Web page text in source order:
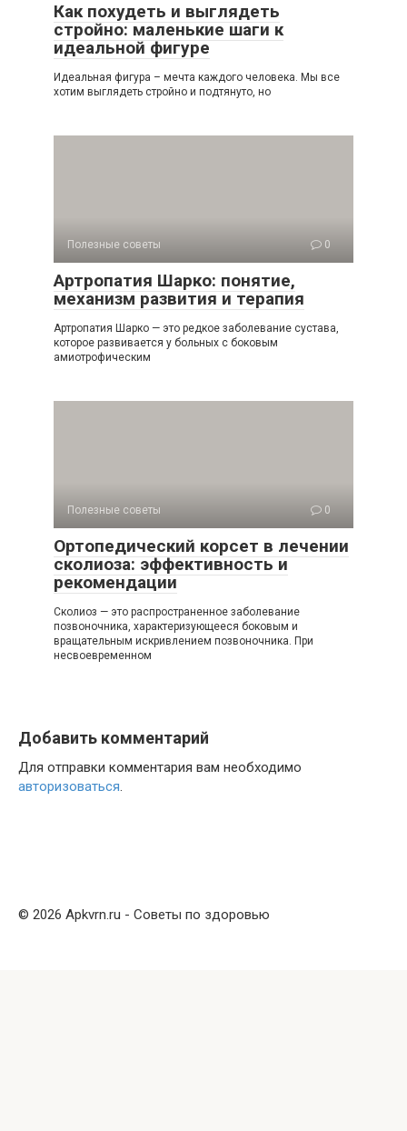
Как похудеть и выглядеть
стройно: маленькие шаги к
идеальной фигуре
Идеальная фигура – мечта каждого человека. Мы все
хотим выглядеть стройно и подтянуто, но
Полезные советы 0
Артропатия Шарко: понятие,
механизм развития и терапия
Артропатия Шарко — это редкое заболевание сустава,
которое развивается у больных с боковым
амиотрофическим
Полезные советы 0
Ортопедический корсет в лечении
сколиоза: эффективность и
рекомендации
Сколиоз — это распространенное заболевание
позвоночника, характеризующееся боковым и
вращательным искривлением позвоночника. При
несвоевременном
Добавить комментарий
Для отправки комментария вам необходимо
авторизоваться.
© 2026 Apkvrn.ru - Советы по здоровью